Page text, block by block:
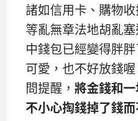
諸如信用卡、購物
等亂無章法地胡亂
中錢包已經變得胖
可愛，也不好放錢
問提醒， 將金錢和
不小心掏錢掉了錢而